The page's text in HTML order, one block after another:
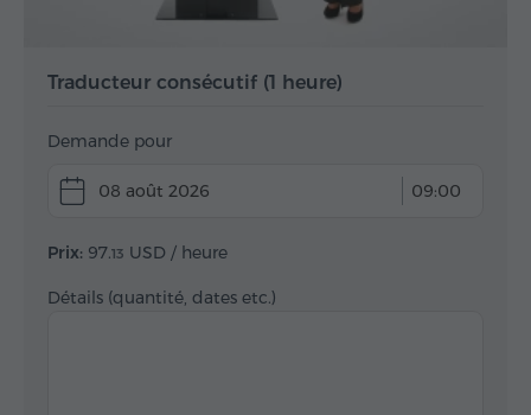
Traducteur consécutif (1 heure)
Demande pour
08 août 2026 09:00
Prix: 97.13 USD / heure
Détails (quantité, dates etc.)